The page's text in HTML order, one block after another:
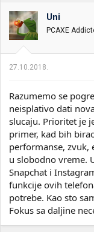
Uni
PCAXE
27.10.2018.
Razumemo se
neisplativo dati
slucaju. Prioritet je
primer, kad bih
performanse, zvuk,
u slobodno vreme.
Snapchat i
funkcije ovih
potrebe. Kao sto
Fokus sa daljine